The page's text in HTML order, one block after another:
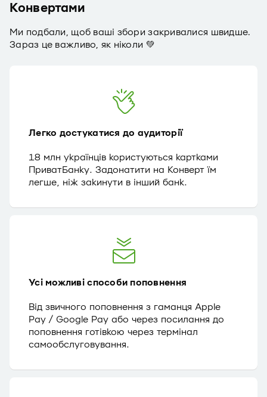
Конвертами
Ми подбали, щоб ваші збори закривалися швидше.
Зараз це важливо, як ніколи 💚
Легко достукатися до аудиторії
18 млн українців користуються картками
ПриватБанку. Задонатити на Конверт їм
легше, ніж закинути в інший банк.
Усі можливі способи поповнення
Від звичного поповнення з гаманця Apple
Pay / Google Pay або через посилання до
поповнення готівкою через термінал
самообслуговування.